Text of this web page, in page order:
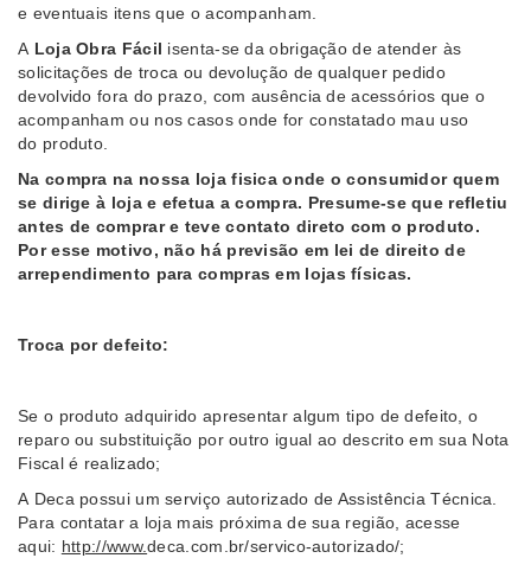
e eventuais itens que o acompanham.
A Loja Obra Fácil isenta-se da obrigação de atender às
solicitações de troca ou devolução de qualquer pedido
devolvido fora do prazo, com ausência de acessórios que o
acompanham ou nos casos onde for constatado mau uso
do produto.
Na compra na nossa loja fisica onde o consumidor quem
se dirige à loja e efetua a compra. Presume-se que refletiu
antes de comprar e teve contato direto com o produto.
Por esse motivo, não há previsão em lei de direito de
arrependimento para compras em lojas físicas.
Troca por defeito:
Se o produto adquirido apresentar algum tipo de defeito, o
reparo ou substituição por outro igual ao descrito em sua Nota
Fiscal é realizado;
A Deca possui um serviço autorizado de Assistência Técnica.
Para contatar a loja mais próxima de sua região, acesse
aqui: http://www.deca .com.br/servico-autorizado/;